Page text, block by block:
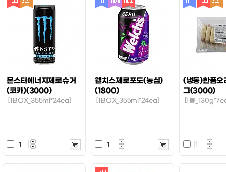
몬스터에너지제로슈거
(코카)(3000)
[1BOX_355ml*24ea]
웰치스제로포도(농심)
(1800)
[1BOX_355ml*24ea]
(냉동)한품오
그(3000)
[1봉